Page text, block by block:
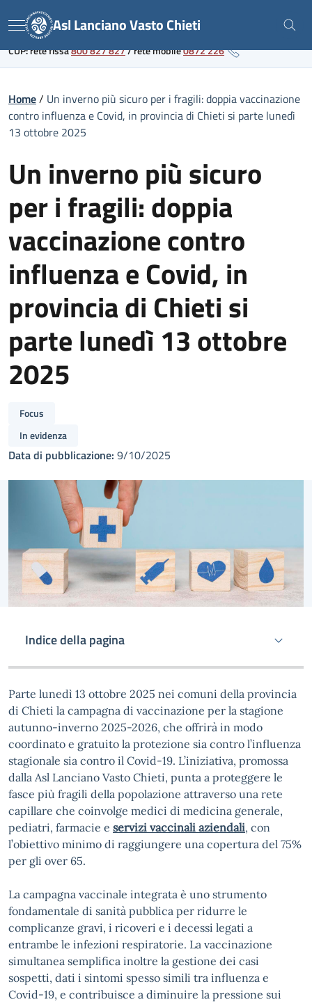
to
content
Link al portale sanitario regionale
Menu Asl Lanciano Vasto Chieti
CUP: rete fissa800 827 827/rete mobile0872 226
Home/ Un inverno più sicuro per i fragili: doppia vaccinazione
contro influenza e Covid, in provincia di Chieti si parte lunedì
13 ottobre 2025
Un inverno più sicuro
per i fragili: doppia
vaccinazione contro
influenza e Covid, in
provincia di Chieti si
parte lunedì 13 ottobre
2025
Focus
In evidenza
Data di pubblicazione: 9/10/2025
Indice della pagina
Parte lunedì 13 ottobre 2025 nei comuni della provincia
di Chieti la campagna di vaccinazione per la stagione
autunno-inverno 2025-2026, che offrirà in modo
coordinato e gratuito la protezione sia contro l’influenza
stagionale sia contro il Covid-19. L’iniziativa, promossa
dalla Asl Lanciano Vasto Chieti, punta a proteggere le
fasce più fragili della popolazione attraverso una rete
capillare che coinvolge medici di medicina generale,
pediatri, farmacie e servizi vaccinali aziendali, con
l’obiettivo minimo di raggiungere una copertura del 75%
per gli over 65.
La campagna vaccinale integrata è uno strumento
fondamentale di sanità pubblica per ridurre le
complicanze gravi, i ricoveri e i decessi legati a
entrambe le infezioni respiratorie. La vaccinazione
simultanea semplifica inoltre la gestione dei casi
sospetti, dati i sintomi spesso simili tra influenza e
Covid-19, e contribuisce a diminuire la pressione sui